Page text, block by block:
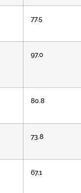
77.5
97.0
80.8
73.8
67.1